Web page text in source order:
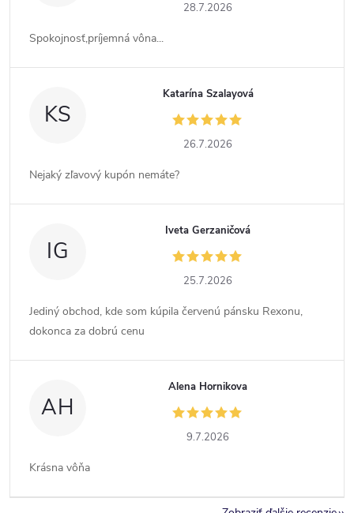
28.7.2026
Spokojnosť,príjemná vôna...
KS
Katarína Szalayová
26.7.2026
Nejaký zľavový kupón nemáte?
IG
Iveta Gerzaničová
25.7.2026
Jediný obchod, kde som kúpila červenú pánsku Rexonu,
dokonca za dobrú cenu
AH
Alena Hornikova
9.7.2026
Krásna vôňa